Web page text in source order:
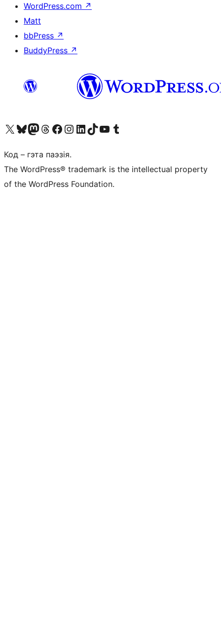
WordPress.com ↗
Matt
bbPress ↗
BuddyPress ↗
Наведайце наш акаўнт у X (былы Twitter)
Visit our Bluesky account
Visit our Mastodon account
Visit our Threads account
Наведаеце нашу старонку на Facebook
Наведайце наш Instagram
Наведайце нашу старонку ў LinkedIn
Visit our TikTok account
Наведайце наш YouTube каналVisit our Tumblr account
Код – гэта паэзія.
The WordPress® trademark is the intellectual property
of the WordPress Foundation.